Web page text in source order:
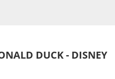
DUCK - DISNEY